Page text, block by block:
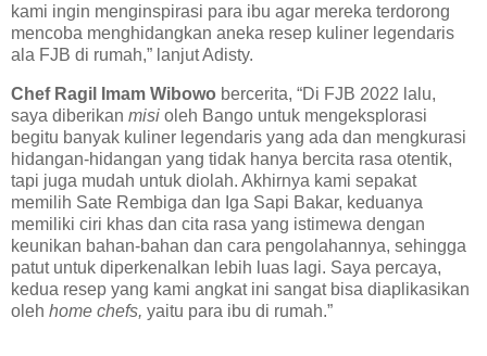
kami ingin menginspirasi para ibu agar mereka terdorong
mencoba menghidangkan aneka resep kuliner legendaris
ala FJB di rumah,” lanjut Adisty.
Chef Ragil Imam Wibowo bercerita, “Di FJB 2022 lalu,
saya diberikan misi oleh Bango untuk mengeksplorasi
begitu banyak kuliner legendaris yang ada dan mengkurasi
hidangan-hidangan yang tidak hanya bercita rasa otentik,
tapi juga mudah untuk diolah. Akhirnya kami sepakat
memilih Sate Rembiga dan Iga Sapi Bakar, keduanya
memiliki ciri khas dan cita rasa yang istimewa dengan
keunikan bahan-bahan dan cara pengolahannya, sehingga
patut untuk diperkenalkan lebih luas lagi. Saya percaya,
kedua resep yang kami angkat ini sangat bisa diaplikasikan
oleh home chefs, yaitu para ibu di rumah.”